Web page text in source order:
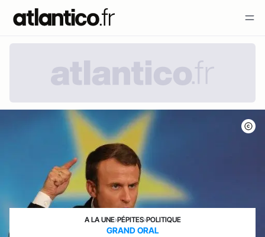
A LA UNE›PÉPITES›POLITIQUE
GRAND ORAL